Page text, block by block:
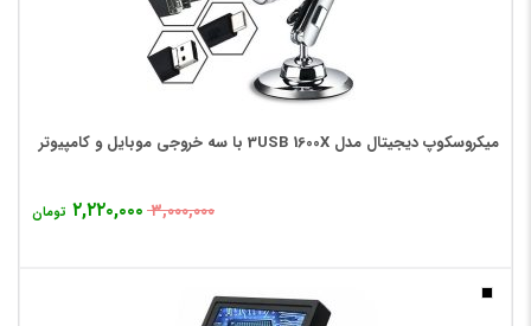
میکروسکوپ دیجیتال مدل 3USB 1600X با سه خروجی موبایل و کامپیوتر
۳,۰۰۰,۰۰۰ ۲,۲۲۰,۰۰۰ تومان